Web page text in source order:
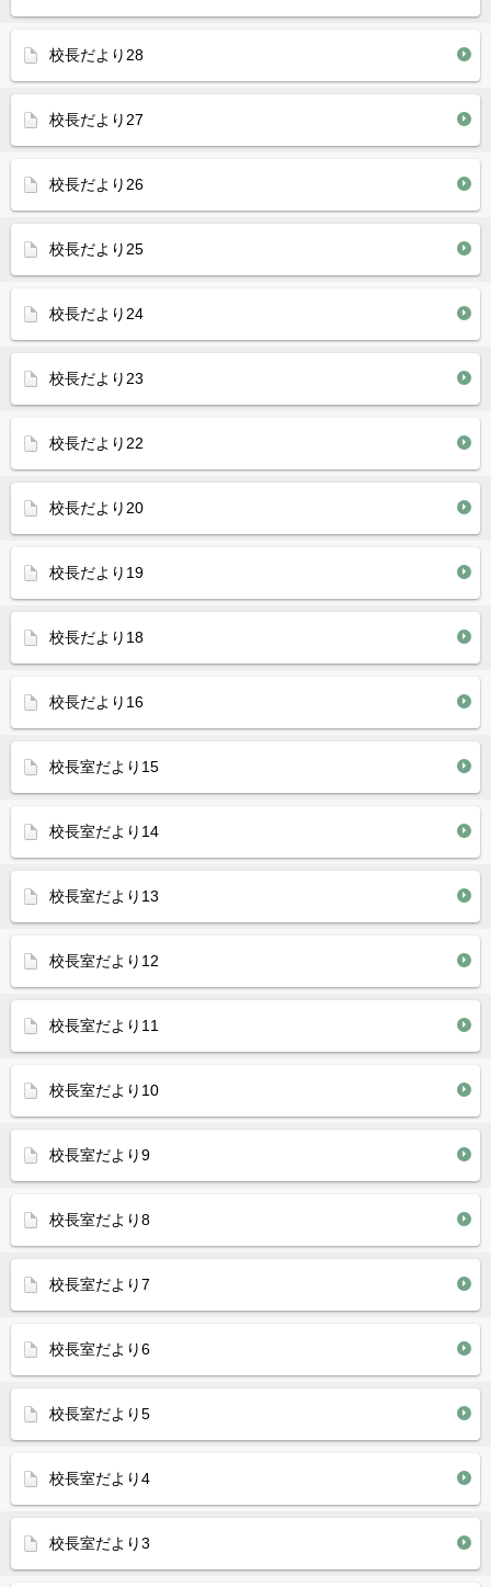
校長だより28
校長だより27
校長だより26
校長だより25
校長だより24
校長だより23
校長だより22
校長だより20
校長だより19
校長だより18
校長だより16
校長室だより15
校長室だより14
校長室だより13
校長室だより12
校長室だより11
校長室だより10
校長室だより9
校長室だより8
校長室だより7
校長室だより6
校長室だより5
校長室だより4
校長室だより3